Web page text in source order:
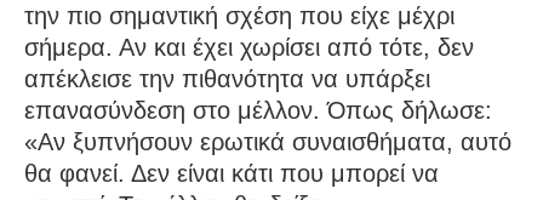
την πιο σημαντική σχέση που είχε μέχρι
σήμερα. Αν και έχει χωρίσει από τότε, δεν
απέκλεισε την πιθανότητα να υπάρξει
επανασύνδεση στο μέλλον. Όπως δήλωσε:
«Αν ξυπνήσουν ερωτικά συναισθήματα, αυτό
θα φανεί. Δεν είναι κάτι που μπορεί να